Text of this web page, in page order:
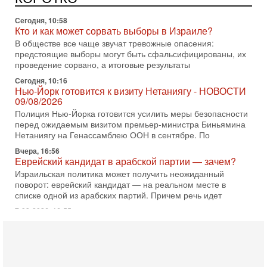
В обществе все чаще звучат тревожные опасения:
предстоящие выборы могут быть сфальсифицированы, их
проведение сорвано, а итоговые результаты
Сегодня, 10:16
Нью-Йорк готовится к визиту Нетаниягу - НОВОСТИ
09/08/2026
Полиция Нью-Йорка готовится усилить меры безопасности
перед ожидаемым визитом премьер-министра Биньямина
Нетаниягу на Генассамблею ООН в сентябре. По
Вчера, 16:56
Еврейский кандидат в арабской партии — зачем?
Израильская политика может получить неожиданный
поворот: еврейский кандидат — на реальном месте в
списке одной из арабских партий. Причем речь идет
7-08-2026, 16:55
Арабо-еврейская партия изменит всё? Если
появится...
Может ли в Израиле появиться полноценный арабо-